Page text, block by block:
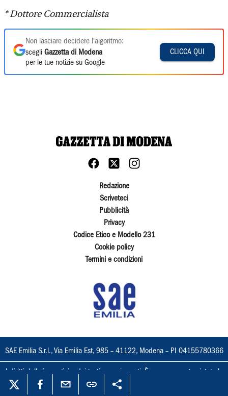
* Dottore Commercialista
Non lasciare decidere l'algoritmo:
scegli Gazzetta di Modena
per le tue notizie su Google
CLICCA QUI
Redazione
Scriveteci
Pubblicità
Privacy
Codice Etico e Modello 231
Cookie policy
Termini e condizioni
SAE Emilia S.r.l., Via Emilia Est, 985 – 41122, Modena – PI 04155780366
I diritti delle immagini e dei testi sono riservati. È espressamente vietata la
loro riproduzione con qualsiasi mezzo e l'adattamento totale o parziale.